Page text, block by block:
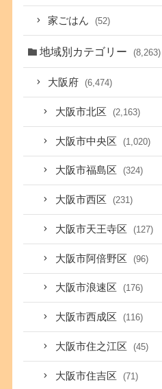
家ごはん (52)
地域別カテゴリー (8,263)
大阪府 (6,474)
大阪市北区 (2,163)
大阪市中央区 (1,020)
大阪市福島区 (324)
大阪市西区 (231)
大阪市天王寺区 (127)
大阪市阿倍野区 (96)
大阪市浪速区 (176)
大阪市西成区 (116)
大阪市住之江区 (45)
大阪市住吉区 (71)